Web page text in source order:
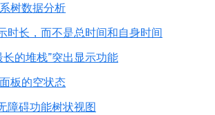
树数据分析
时长，而不是总时间和自身时间
长的堆栈”突出显示功能
板的空状态
障碍功能树状视图